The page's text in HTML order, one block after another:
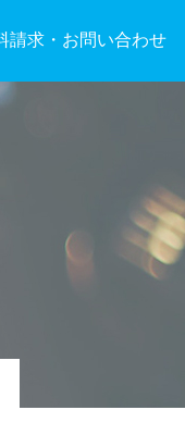
請求 ・ お問い合わせ